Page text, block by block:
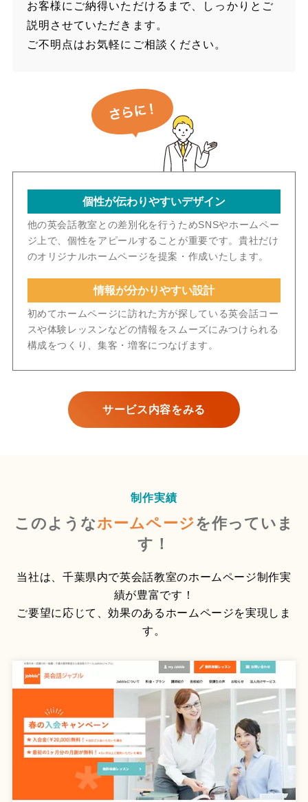
お客様にご納得いただけるまで、しっかりとご
説明させていただきます。
ご不明点はお気軽にご相談ください。
個性が伝わりやすいデザイン
他の英会話教室との差別化を行うためSNSやホームペー
ジ上で、個性をアピールすることが重要です。貴社だけ
のオリジナルホームページを提案・作成いたします。
情報が分かりやすい設計
初めてホームページに訪れた方が探している英会話コー
スや体験レッスンなどの情報をスムーズにみつけられる
構成をつくり、集客・増客につなげます。
サービス内容をみる
制作実績
このようなホームページを作っていま
す！
当社は、千葉県内で英会話教室のホームページ制作実
績が豊富です！
ご要望に応じて、効果のあるホームページを実現しま
す。